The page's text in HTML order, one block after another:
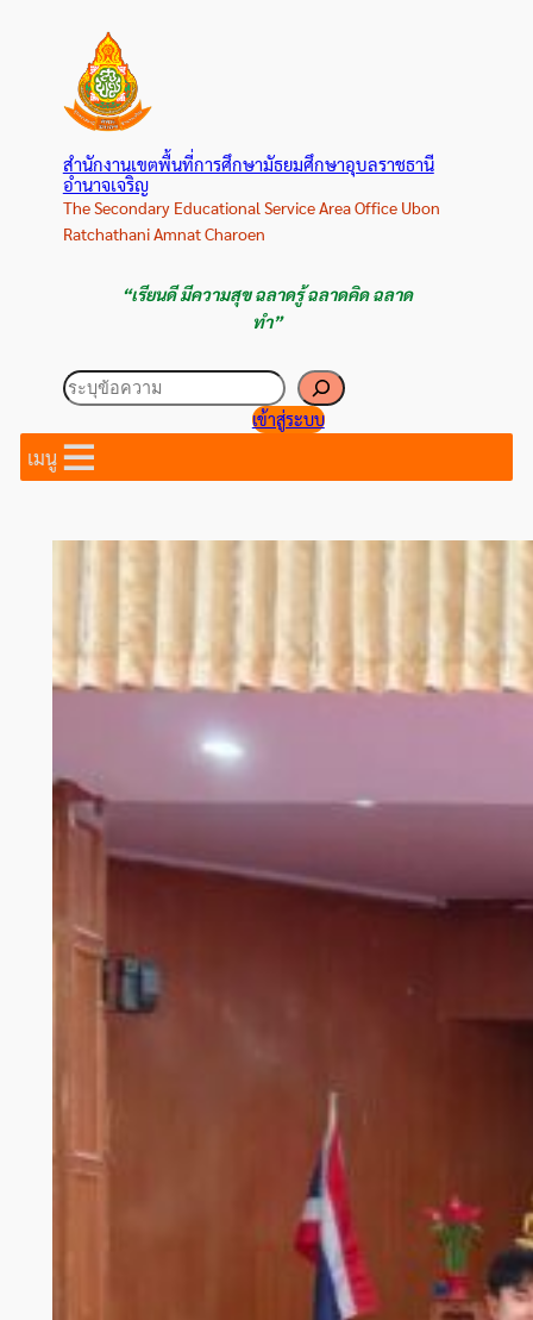
สำนักงานเขตพื้นที่การศึกษามัธยมศึกษาอุบลราชธานี
อำนาจเจริญ
The Secondary Educational Service Area Office Ubon
Ratchathani Amnat Charoen
“เรียนดี มีความสุข ฉลาดรู้ ฉลาดคิด ฉลาด
ทำ”
ค้นหา
เข้าสู่ระบบ
เมนู